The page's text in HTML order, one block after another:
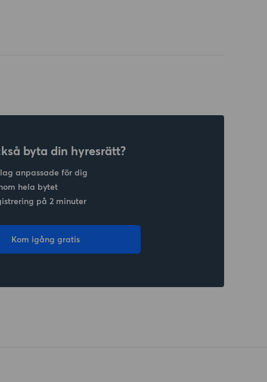
byta din hyresrätt?
anpassade för dig
hela bytet
på 2 minuter
Kom igång gratis